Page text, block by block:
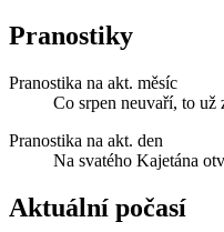
Pranostiky
Pranostika na akt. měsíc
Co srpen neuvaří, to už
Pranostika na akt. den
Na svatého Kajetána
Aktuální počasí